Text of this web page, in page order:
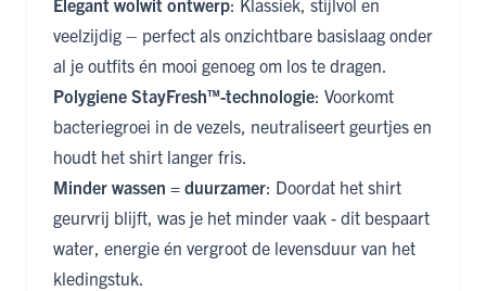
Elegant wolwit ontwerp: Klassiek, stijlvol en
veelzijdig – perfect als onzichtbare basislaag onder
al je outfits én mooi genoeg om los te dragen.
Polygiene StayFresh™-technologie: Voorkomt
bacteriegroei in de vezels, neutraliseert geurtjes en
houdt het shirt langer fris.
Minder wassen = duurzamer: Doordat het shirt
geurvrij blijft, was je het minder vaak - dit bespaart
water, energie én vergroot de levensduur van het
kledingstuk.